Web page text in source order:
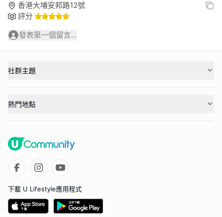
香港大埔安邦路12號
評分
發表第一個留言...
社群主題
熱門地點
下載 U Lifestyle應用程式